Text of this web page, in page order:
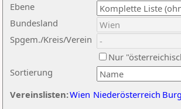
Ebene
Sortierung
Bundesland
Spgem./Kreis/Verein
Nur
Vereinslisten:Wien Niederösterreich